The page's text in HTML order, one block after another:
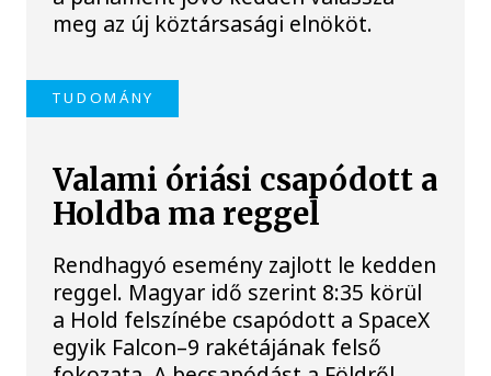
meg az új köztársasági elnököt.
TUDOMÁNY
Valami óriási csapódott a
Holdba ma reggel
Rendhagyó esemény zajlott le kedden
reggel. Magyar idő szerint 8:35 körül
a Hold felszínébe csapódott a SpaceX
egyik Falcon–9 rakétájának felső